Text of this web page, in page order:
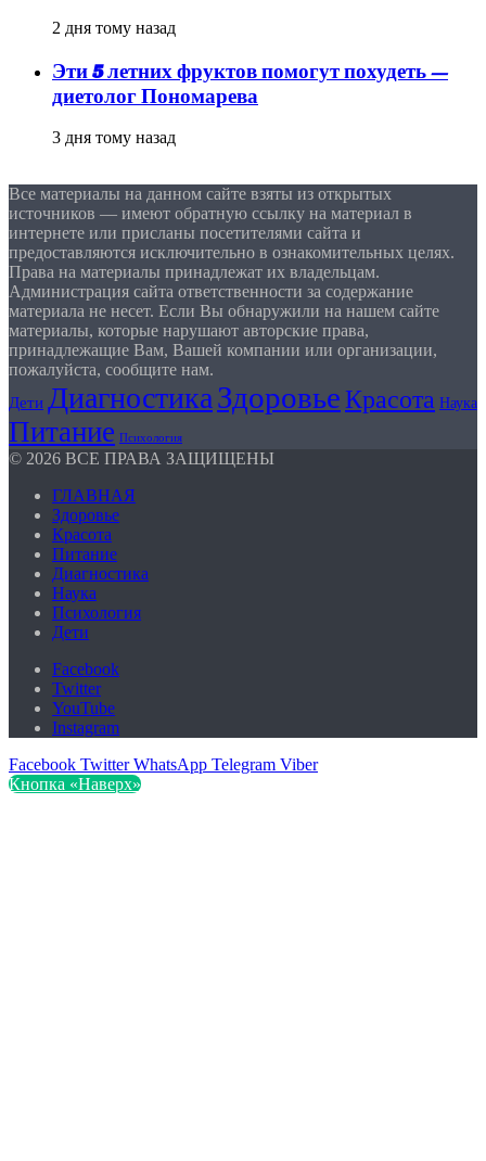
2 дня тому назад
Эти 5 летних фруктов помогут похудеть —
диетолог Пономарева
3 дня тому назад
Все материалы на данном сайте взяты из открытых
источников — имеют обратную ссылку на материал в
интернете или присланы посетителями сайта и
предоставляются исключительно в ознакомительных целях.
Права на материалы принадлежат их владельцам.
Администрация сайта ответственности за содержание
материала не несет. Если Вы обнаружили на нашем сайте
материалы, которые нарушают авторские права,
принадлежащие Вам, Вашей компании или организации,
пожалуйста, сообщите нам.
Дети ДиагностикаЗдоровьеКрасота Наука
Питание Психология
© 2026 ВСЕ ПРАВА ЗАЩИЩЕНЫ
ГЛАВНАЯ
Здоровье
Красота
Питание
Диагностика
Наука
Психология
Дети
Facebook
Twitter
YouTube
Instagram
Facebook Twitter WhatsApp Telegram Viber
Кнопка «Наверх»